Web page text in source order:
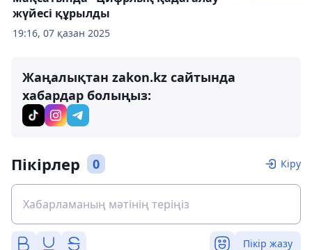
19:16, 07 қазан 2025
жүйесі құрылды
Жаңалықтан zakon.kz сайтында
хабардар болыңыз:
Пікірлер 0 Кіру
Пікір жазу